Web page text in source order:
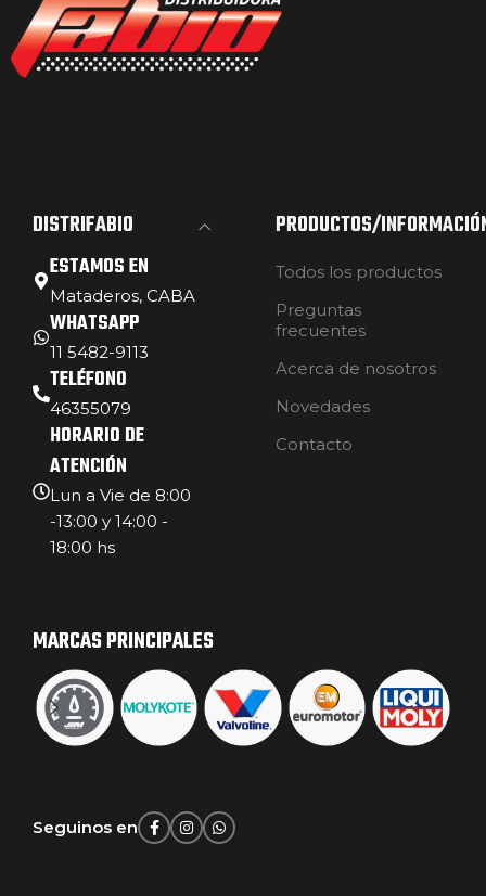
DISTRIFABIO
ESTAMOS EN
Mataderos, CABA
WHATSAPP
11 5482-9113
TELÉFONO
46355079
HORARIO DE
ATENCIÓN
Lun a Vie de 8:00
-13:00 y 14:00 -
18:00 hs
PRODUCTOS/
Todos los productos
Preguntas
frecuentes
Acerca de nosotros
Novedades
Contacto
MARCAS PRINCIPALES
Seguinos en